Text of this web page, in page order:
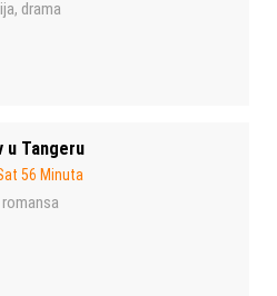
, drama
u Tangeru
56 Minuta
romansa